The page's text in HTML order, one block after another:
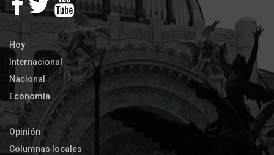
Hoy
Internacional
Nacional
Economía
Opinión
Columnas locales